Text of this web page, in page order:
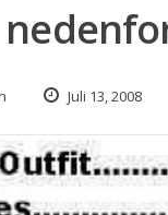
Juli 13, 2008